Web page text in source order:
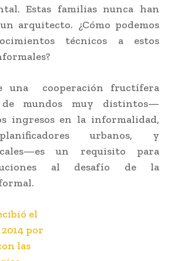
Estas familias nunca han
arquitecto. ¿Cómo podemos
técnicos a estos
una cooperación fructífera
mundos muy distintos—
ingresos en la informalidad,
urbanos, y
un requisito para
al desafío de la